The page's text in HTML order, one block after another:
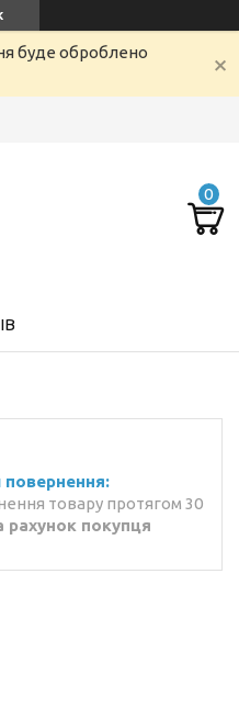
буде оброблено
товару протягом 30
рахунок покупця